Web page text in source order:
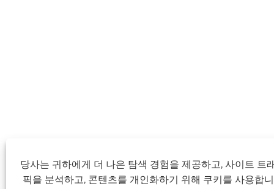
당사는 귀하에게 더 나은 탐색 경험을 제공하고, 사이트 트
픽을 분석하고, 콘텐츠를 개인화하기 위해 쿠키를 사용합니